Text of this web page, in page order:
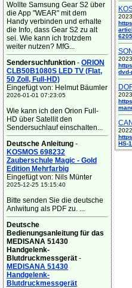
Wollte Samsung Gear S2 über
die App "WEAR" mit dem
Handy verbinden und erhalte
die Info, dass Gear S2 zu alt
sei. Wie kann ich trotzdem
weiter nutzen? MfG...
Sendersuchfunktion - ORION
CLB50B1080S LED TV (Flat,
50 Zoll, Full-HD)
Eingefügt von: Helmut Bäumler
2026-01-01 07:23:05
Wie kann ich den Orion Full-
HD über Satellit den
Sendersuchlauf einschalten...
Deutsche Anleitung -
KOSMOS 698232
Zauberschule Magic - Gold
Edition Mehrfarbig
Eingefügt von: Nils Münter
2025-12-25 15:15:40
Bitte senden Sie die deutsche
Anlwitung als PDF zu. ...
Deutsche
Bedienungsanleitung für das
MEDISANA 51430
Handgelenk-
Blutdruckmessgerät -
MEDISANA 51430
Handgelenk-
Blutdruckmessgerät
HS-